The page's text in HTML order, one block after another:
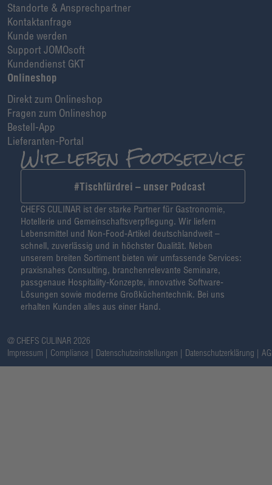
Standorte & Ansprechpartner
Kontaktanfrage
Kunde werden
Support JOMOsoft
Kundendienst GKT
Onlineshop
Direkt zum Onlineshop
Fragen zum Onlineshop
Bestell-App
Lieferanten-Portal
#Tischfürdrei – unser Podcast
CHEFS CULINAR ist der starke Partner für Gastronomie,
Hotellerie und Gemeinschaftsverpflegung. Wir liefern
Lebensmittel und Non-Food-Artikel deutschlandweit –
schnell, zuverlässig und in höchster Qualität. Neben
unserem breiten Sortiment bieten wir umfassende Services:
praxisnahes Consulting, branchenrelevante Seminare,
passgenaue Hospitality-Konzepte, innovative Software-
Lösungen sowie moderne Großküchentechnik. Bei uns
erhalten Kunden alles aus einer Hand.
@ CHEFS CULINAR 2026
Impressum
Compliance Datenschutzeinstellungen Datenschutzerklärung